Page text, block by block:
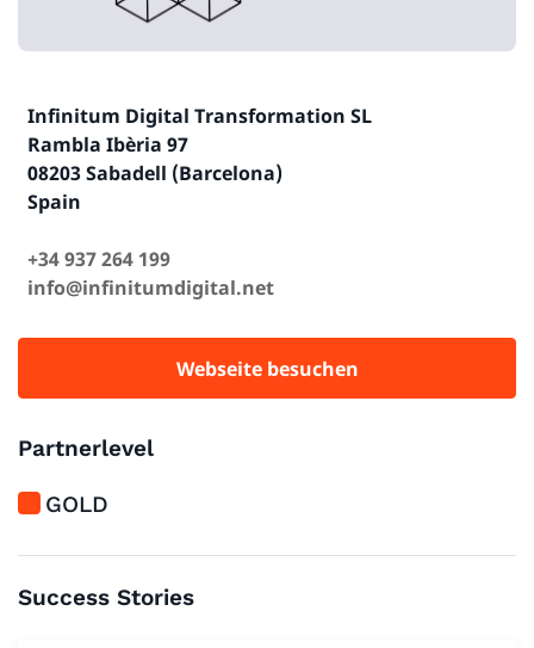
Infinitum Digital Transformation SL
Rambla Ibèria 97
08203 Sabadell (Barcelona)
Spain
+34 937 264 199
info@infinitumdigital.net
Webseite besuchen
Partnerlevel
GOLD
Success Stories